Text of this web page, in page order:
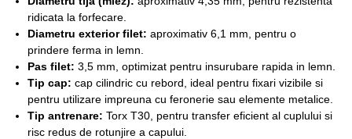
ridicata la forfecare.
Diametru exterior filet: aproximativ 6,1 mm, pentru o
prindere ferma in lemn.
Pas filet: 3,5 mm, optimizat pentru insurubare rapida in lemn.
Tip cap: cap cilindric cu rebord, ideal pentru fixari vizibile si
pentru utilizare impreuna cu feronerie sau elemente metalice.
Tip antrenare: Torx T30, pentru transfer eficient al cuplului si
risc redus de rotunjire a capului.